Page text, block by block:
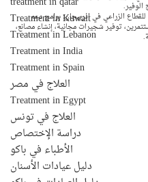
Treatment in Kuwait
Treatment in Lebanon
Treatment in India
Treatment in Spain
العلاج في مصر
Treatment in Egypt
العلاج في تونس
دراسة الإختصاص
الأطباء في باكو
دليل عيادات الأسنان
الوفير.
الزراعي في اذربيجان: برامج دعم
توفير شجيرات مجانية، إنشاء مصانع،